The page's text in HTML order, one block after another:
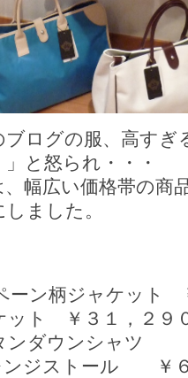
ブログの服、高す
と怒られ・・・
幅広い価格帯の商
ました。
ペーン柄ジャケ
ット ￥３１，２９
ンダウンシャツ
ストール ￥６